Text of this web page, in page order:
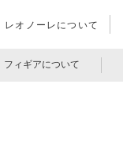
レオノーレについて
フィギアについて